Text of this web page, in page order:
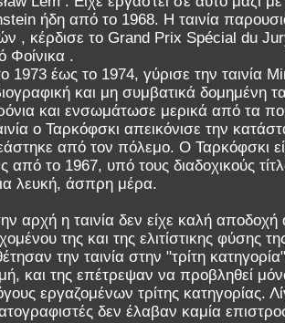
ήδη από το 1968. Η ταινία
, κέρδισε το Grand Prix Spécial du
Φοίνικα .
1973 έως το 1974, γύρισε την ταινία
και μη συμβατικά δομημένη
και ενσωμάτωσε μερικά από τα
ο Ταρκόφσκι απεικόνισε την
από τον πόλεμο. Ο Ταρκόφσκι
από το 1967, υπό τους διαδοχικούς
λευκή, άσπρη μέρα.
αρχή η ταινία δεν είχε καλή αποδοχή
της και της ελιτίστικης φύσης
την ταινία στην "τρίτη
και της επέτρεψαν να προβληθεί
εργαζομένων τρίτης κατηγορίας.
δεν έλαβαν καμία